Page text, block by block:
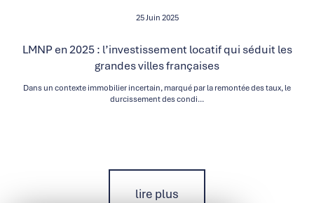
25 Juin 2025
LMNP en 2025 : l’investissement locatif qui séduit les
grandes villes françaises
Dans un contexte immobilier incertain, marqué par la remontée des taux, le
durcissement des condi...
lire plus